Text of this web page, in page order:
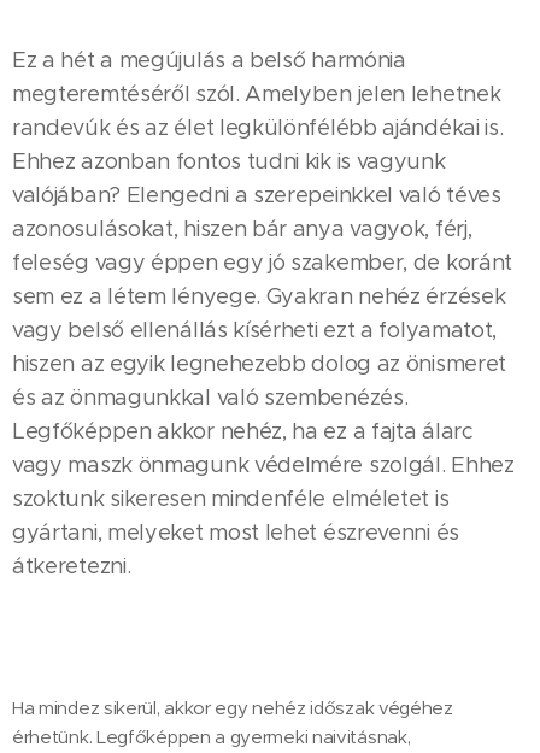
Ez a hét a megújulás a belső harmónia
megteremtéséről szól. Amelyben jelen lehetnek
randevúk és az élet legkülönfélébb ajándékai is.
Ehhez azonban fontos tudni kik is vagyunk
valójában? Elengedni a szerepeinkkel való téves
azonosulásokat, hiszen bár anya vagyok, férj,
feleség vagy éppen egy jó szakember, de koránt
sem ez a létem lényege. Gyakran nehéz érzések
vagy belső ellenállás kísérheti ezt a folyamatot,
hiszen az egyik legnehezebb dolog az önismeret
és az önmagunkkal való szembenézés.
Legfőképpen akkor nehéz, ha ez a fajta álarc
vagy maszk önmagunk védelmére szolgál. Ehhez
szoktunk sikeresen mindenféle elméletet is
gyártani, melyeket most lehet észrevenni és
átkeretezni.
Ha mindez sikerül, akkor egy nehéz időszak végéhez
érhetünk. Legfőképpen a gyermeki naivitásnak,